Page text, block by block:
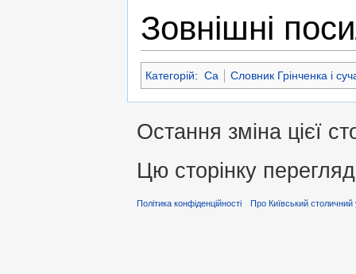
Зовнішні
Категорій: Са Словник Грінченка і
Остання зміна цієї
Цю сторінку
Політика конфіденційності Про Київський столичний